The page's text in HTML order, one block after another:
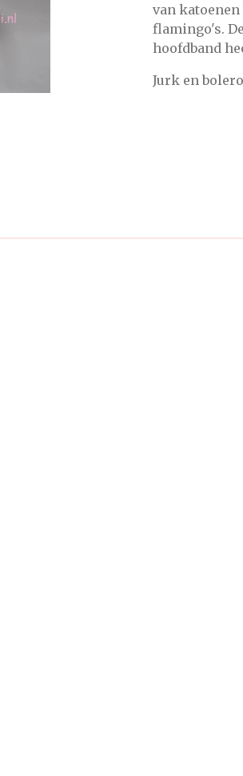
van
flamingo's.
hoofdband
Jurk en